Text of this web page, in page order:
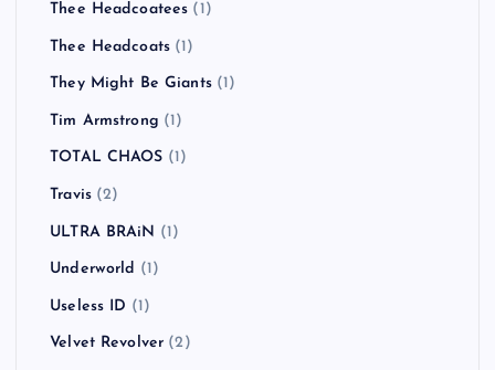
Thee Headcoatees (1)
Thee Headcoats (1)
They Might Be Giants(1)
Tim Armstrong (1)
TOTAL CHAOS (1)
Travis(2)
ULTRA BRAiN (1)
Underworld (1)
Useless ID (1)
Velvet Revolver (2)